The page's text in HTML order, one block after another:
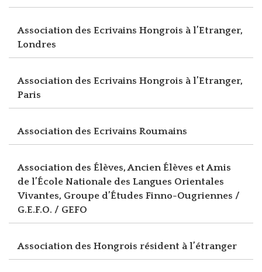
Association des Ecrivains Hongrois à l’Etranger,
Londres
Association des Ecrivains Hongrois à l’Etranger,
Paris
Association des Ecrivains Roumains
Association des Élèves, Ancien Élèves et Amis
de l’École Nationale des Langues Orientales
Vivantes, Groupe d’Études Finno-Ougriennes /
G.E.F.O. / GEFO
Association des Hongrois résident à l’étranger